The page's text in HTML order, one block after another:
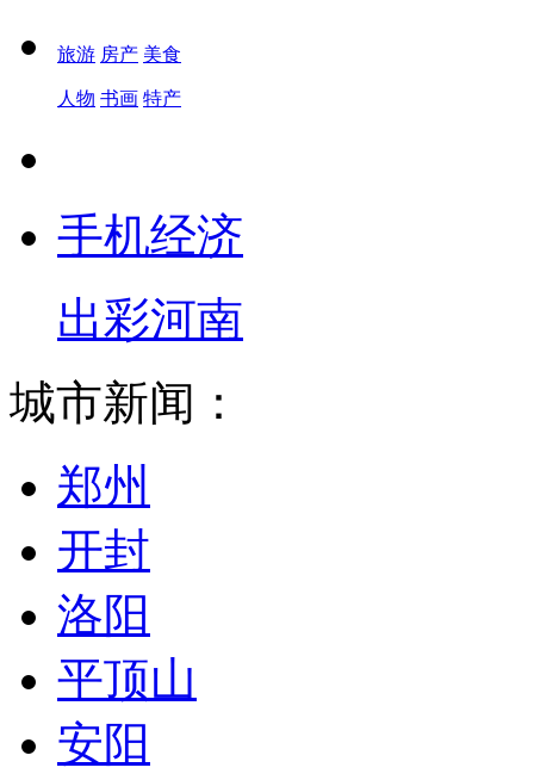
旅游 房产 美食
人物 书画 特产
手机经济
出彩河南
城市新闻：
郑州
开封
洛阳
平顶山
安阳